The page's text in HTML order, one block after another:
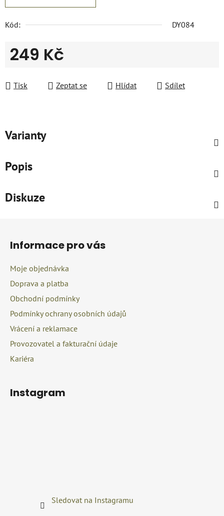
Kód: DY084
249 Kč
Tisk
Zeptat se Hlídat Sdílet
Varianty
Popis
Diskuze
Informace pro vás
Moje objednávka
Doprava a platba
Obchodní podmínky
Podmínky ochrany osobních údajů
Vrácení a reklamace
Provozovatel a fakturační údaje
Kariéra
Instagram
Sledovat na Instagramu